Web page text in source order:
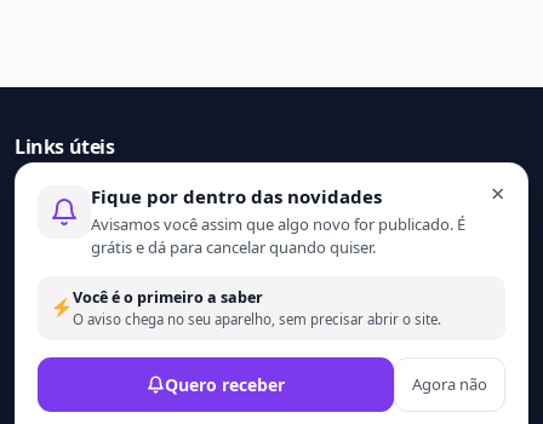
Links úteis
Início
Contato
Sobre nós
Termo de uso
Política de privacidade
© 2021 - 2026 Ler mais. Todos os direitos reservados.
Desenvolvido porWesley Catula.
×
Fique por dentro das novidades
Avisamos você assim que algo novo for publicado. É
grátis e dá para cancelar quando quiser.
Você é o primeiro a saber
O aviso chega no seu aparelho, sem precisar abrir o site.
Quero receber Agora não